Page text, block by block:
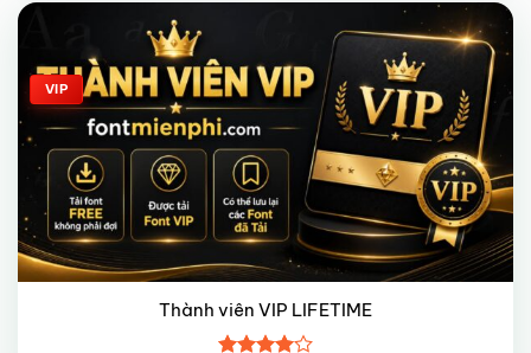
Giảm giá!
VIP
Thành viên VIP LIFETIME